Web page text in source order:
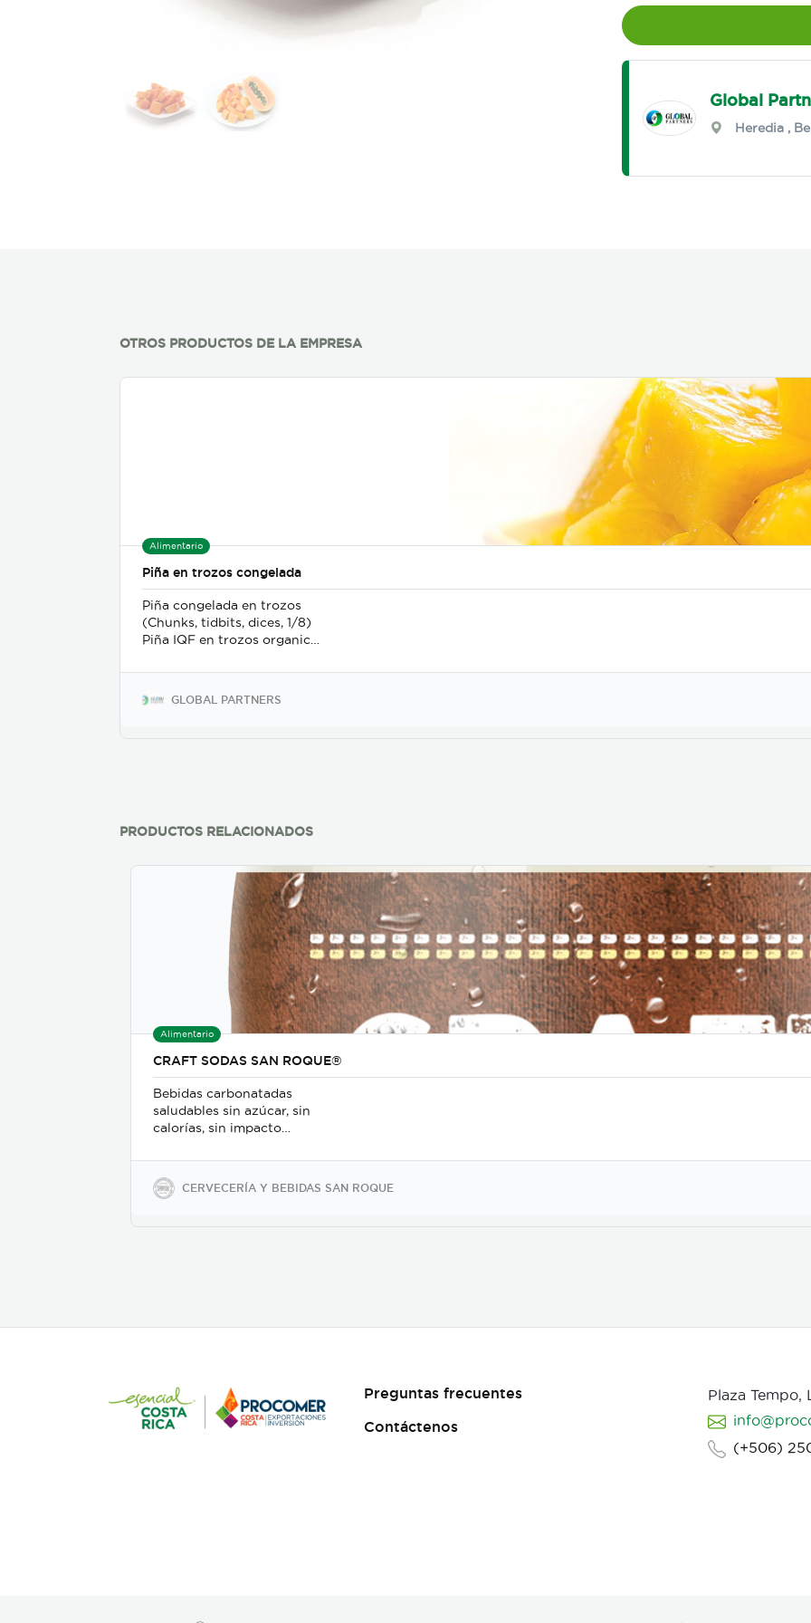
Global
Heredia,
OTROS PRODUCTOS DE LA EMPRESA
Alimentario
Piña en trozos congelada
Piña congelada en trozos
(Chunks, tidbits, dices, 1/8)
Piña IQF en trozos organica
GLOBAL PARTNERS
PRODUCTOS RELACIONADOS
Alimentario
CRAFT SODAS SAN ROQUE®
Bebidas carbonatadas
saludables sin azúcar, sin
calorías, sin impacto
sodio y soya, keto-friendly y
veganas en presentaciones
de 350ml en vidrio, 500ml y
CERVECERÍA Y BEBIDAS SAN ROQUE
Preguntas frecuentes
Contáctenos
Plaza Tempo,
(+506)